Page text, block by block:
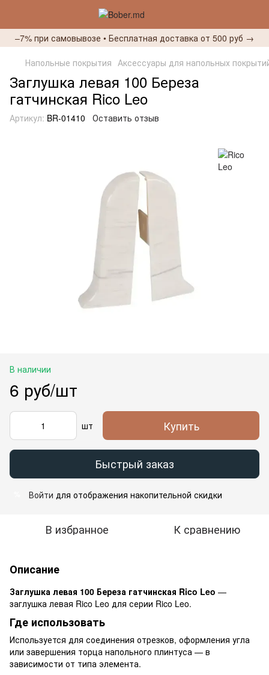
–7% при самовывозе • Бесплатная доставка от 500 руб →
Напольные покрытия Аксессуары для напольных
Заглушка левая 100 Береза
гатчинская Rico Leo
Артикул: BR-01410 Оставить отзыв
В наличии
6 руб/шт
шт Купить
Быстрый заказ
Войти для отображения накопительной скидки
В избранное К сравнению
Описание
Заглушка левая 100 Береза гатчинская Rico Leo —
заглушка левая Rico Leo для серии Rico Leo.
Где использовать
Используется для соединения отрезков, оформления угла
или завершения торца напольного плинтуса — в
зависимости от типа элемента.